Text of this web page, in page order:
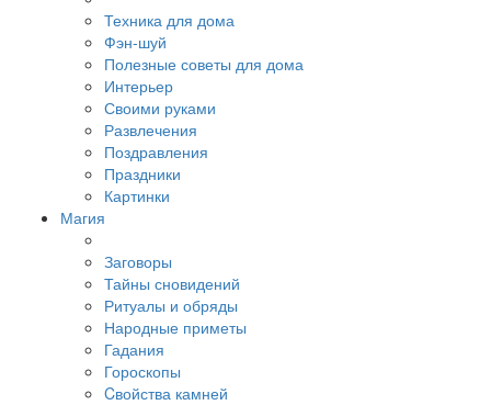
Техника для дома
Фэн-шуй
Полезные советы для дома
Интерьер
Своими руками
Развлечения
Поздравления
Праздники
Картинки
Магия
Заговоры
Тайны сновидений
Ритуалы и обряды
Народные приметы
Гадания
Гороскопы
Cвойства камней